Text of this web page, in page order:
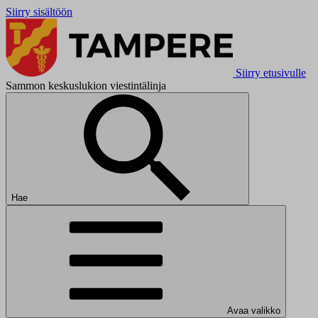
Siirry sisältöön
Siirry etusivulle
Sammon keskuslukion viestintälinja
Hae
Avaa valikko